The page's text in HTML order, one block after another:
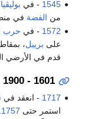
1545 - في بوليڤيا
من الفضة في
1572 - في حرب
على برييل،
قدم في الأرضي
1601 - 1900
1717 - انعقد في
استمر حتى 1757